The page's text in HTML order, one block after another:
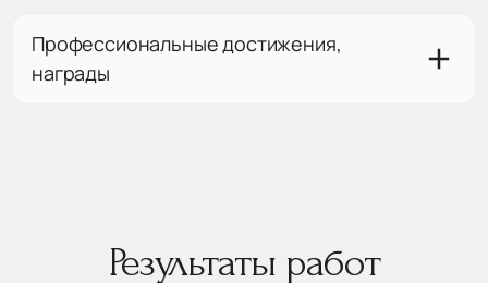
Профессиональные достижения,
награды
Результаты работ